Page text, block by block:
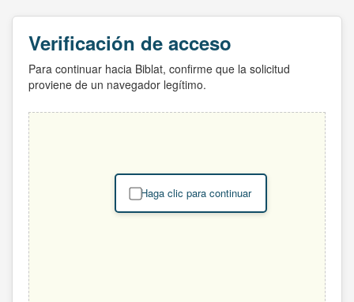
Verificación de acceso
Para continuar hacia Biblat, confirme que la solicitud
proviene de un navegador legítimo.
Haga clic para continuar